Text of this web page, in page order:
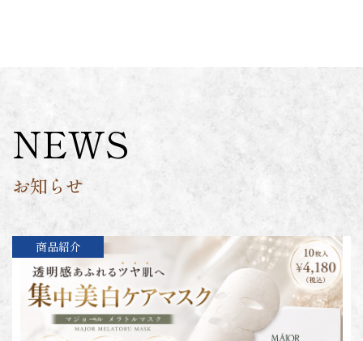
NEWS
お知らせ
商品紹介